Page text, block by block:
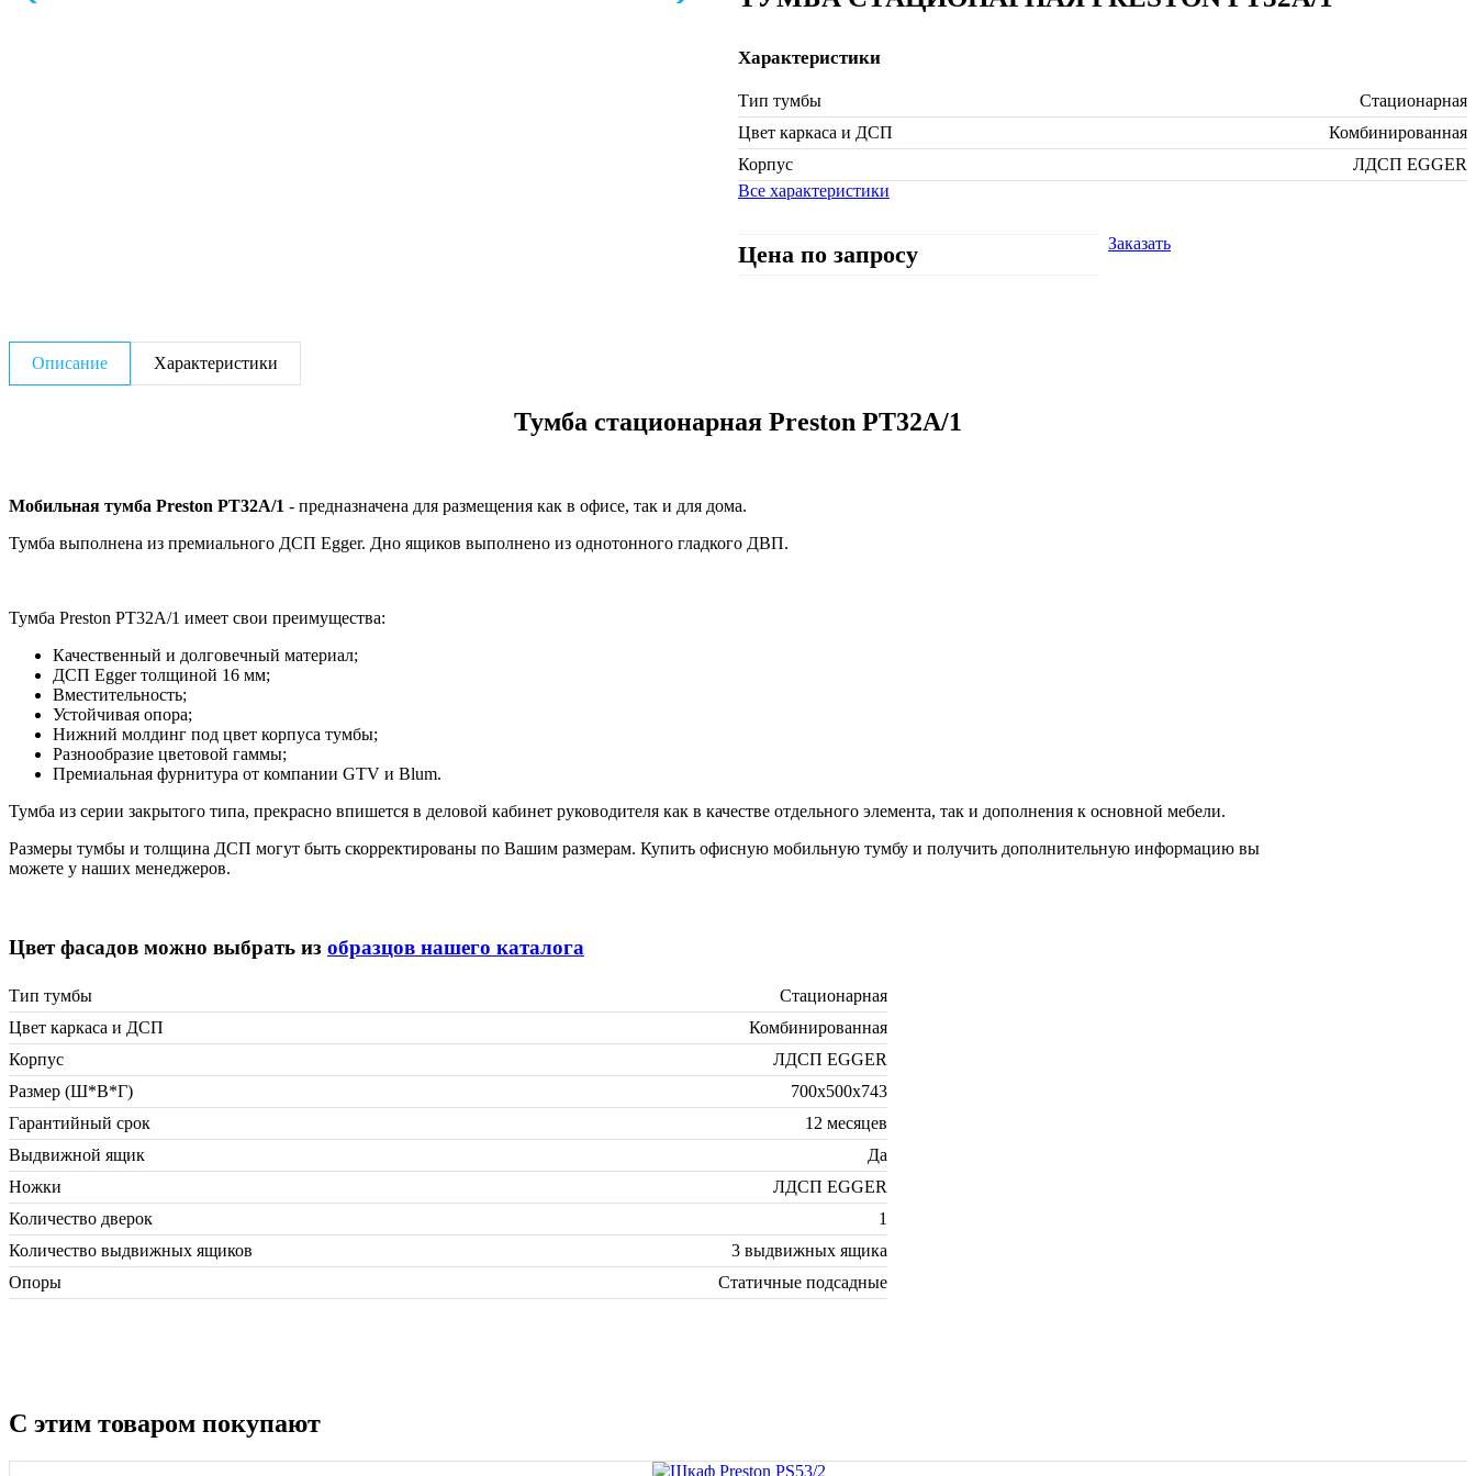
Характеристики
Тип тумбы
Стационарная
Цвет каркаса и ДСП
Комбинированная
Корпус
ЛДСП EGGER
Все характеристики
Цена по запросу Заказать
Описание Характеристики
Тумба стационарная Preston PT32A/1
Мобильная тумба Preston PT32A/1 - предназначена для размещения как в офисе, так и для дома.
Тумба выполнена из премиального ДСП Egger. Дно ящиков выполнено из однотонного гладкого ДВП.
Тумба Preston PT32A/1 имеет свои преимущества:
Качественный и долговечный материал;
ДСП Egger толщиной 16 мм;
Вместительность;
Устойчивая опора;
Нижний молдинг под цвет корпуса тумбы;
Разнообразие цветовой гаммы;
Премиальная фурнитура от компании GTV и Blum.
Тумба из серии закрытого типа, прекрасно впишется в деловой кабинет руководителя как в качестве отдельного элемента, так и дополнения к основной мебели.
Размеры тумбы и толщина ДСП могут быть скорректированы по Вашим размерам. Купить офисную мобильную тумбу и получить дополнительную информацию вы
можете у наших менеджеров.
Цвет фасадов можно выбрать из образцов нашего каталога
Тип тумбы
Стационарная
Цвет каркаса и ДСП
Комбинированная
Корпус
ЛДСП EGGER
Размер (Ш*В*Г)
700х500х743
Гарантийный срок
12 месяцев
Выдвижной ящик
Да
Ножки
ЛДСП EGGER
Количество дверок
1
Количество выдвижных ящиков
3 выдвижных ящика
Опоры
Статичные подсадные
С этим товаром покупают